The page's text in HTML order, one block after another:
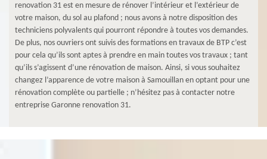
renovation 31 est en mesure de rénover l’intérieur et l’extérieur de
votre maison, du sol au plafond ; nous avons à notre disposition des
techniciens polyvalents qui pourront répondre à toutes vos demandes.
De plus, nos ouvriers ont suivis des formations en travaux de BTP c’est
pour cela qu’ils sont aptes à prendre en main toutes vos travaux ; tant
qu’ils s’agissent d’une rénovation de maison. Ainsi, si vous souhaitez
changez l’apparence de votre maison à Samouillan en optant pour une
rénovation complète ou partielle ; n’hésitez pas à contacter notre
entreprise Garonne renovation 31.